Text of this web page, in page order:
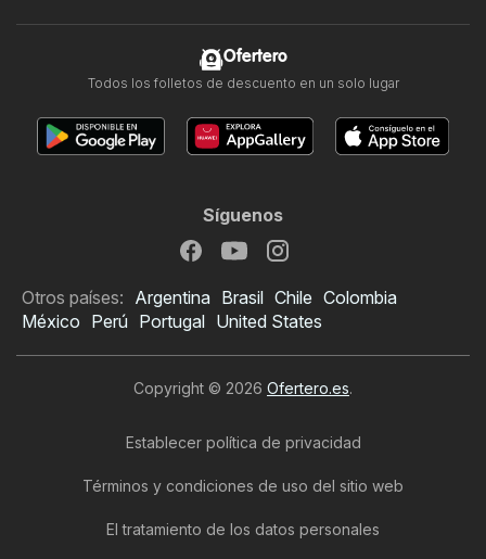
Ofertero
Todos los folletos de descuento en un solo lugar
Síguenos
Otros países: Argentina Brasil Chile Colombia
México Perú Portugal United States
Copyright © 2026 Ofertero.es.
Establecer política de privacidad
Términos y condiciones de uso del sitio web
El tratamiento de los datos personales